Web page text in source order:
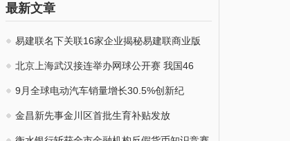
最新文章
易建联名下关联16家企业揭秘易建联商业版
北京上海武汉接连举办网球公开赛 我国46
9月全球电动汽车销量增长30.5%创新纪
金昌新先事金川区首批生育补贴发放